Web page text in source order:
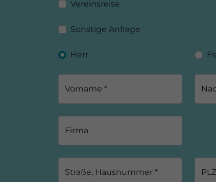
Vereinsreise
Sonstige Anfrage
Herr
Vorname *
Firma
Straße, Hausnummer *